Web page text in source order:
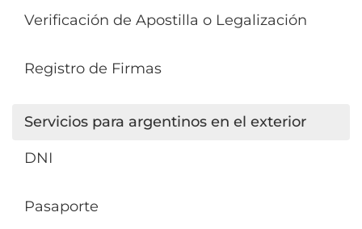
Verificación de Apostilla o Legalización
Registro de Firmas
Servicios para argentinos en el exterior
DNI
Pasaporte